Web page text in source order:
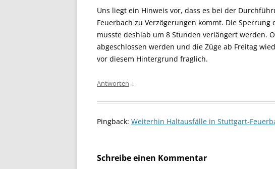
Uns liegt ein Hinweis vor, dass es bei der
Feuerbach zu Verzögerungen kommt. Die
musste deshlab um 8 Stunden verlängert werden.
abgeschlossen werden und die Züge ab Freitag
vor diesem Hintergrund fraglich.
Antworten ↓
Pingback: Weiterhin Haltausfälle in Stuttgart-
Schreibe einen Kommentar